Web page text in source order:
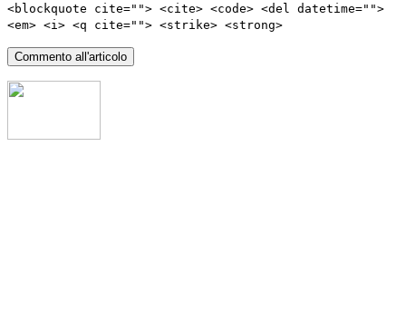
<blockquote cite=""> <cite> <code> <del datetime="">
<em> <i> <q cite=""> <strike> <strong>